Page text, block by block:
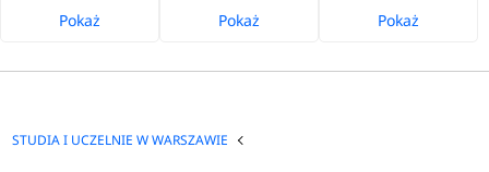
Pokaż Pokaż Pokaż
STUDIA I UCZELNIE W WARSZAWIE